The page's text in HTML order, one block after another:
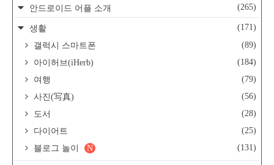
안드로이드 어플 소개 (265)
생활
(171)
갤럭시 스마트폰
(89)
아이허브(iHerb)
(184)
여행
(79)
사진(写真)
(56)
도서
(28)
다이어트
(25)
블로그 놀이
(131)
N